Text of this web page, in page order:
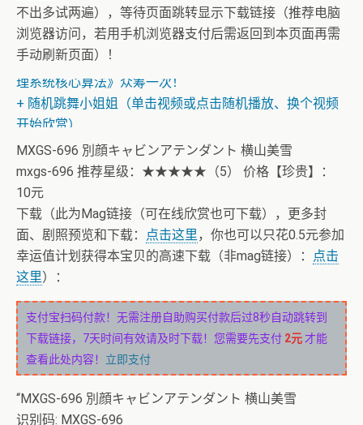
不出多试两遍），等待页面跳转显示下载链接（推荐电脑
浏览器访问，若用手机浏览器支付后需返回到本页面再需
手动刷新页面）！
+ AV女神文化课！近400位AV女优明星故事简介
+ 恭喜IP为180.201.1.217的网友为电子书籍《动力电池管
理系统核心算法》众筹一次！
+ 随机跳舞小姐姐（单击视频或点击随机播放、换个视频
开始欣赏）
MXGS-696 別顔キャビンアテンダント 横山美雪
mxgs-696 推荐星级：★★★★★（5） 价格【珍贵】：
10元
下载（此为Mag链接（可在线欣赏也可下载），更多封
面、剧照预览和下载：
点击这里，你也可以只花0.5元参加
幸运值计划获得本宝贝的高速下载（非mag链接）：
点击
这里）：
支付宝扫码付款！无需注册自助购买付款后过8秒自动跳转到
下载链接，7天时间有效请及时下载！您需要先支付 2元 才能
查看此处内容！ 立即支付
“MXGS-696 別顔キャビンアテンダント 横山美雪
识别码: MXGS-696